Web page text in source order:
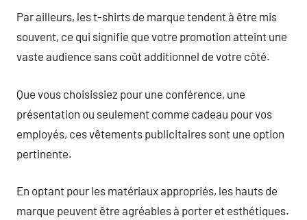
Par ailleurs, les t-shirts de marque tendent à être mis
souvent, ce qui signifie que votre promotion atteint une
vaste audience sans coût additionnel de votre côté.
Que vous choisissiez pour une conférence, une
présentation ou seulement comme cadeau pour vos
employés, ces vêtements publicitaires sont une option
pertinente.
En optant pour les matériaux appropriés, les hauts de
marque peuvent être agréables à porter et esthétiques.